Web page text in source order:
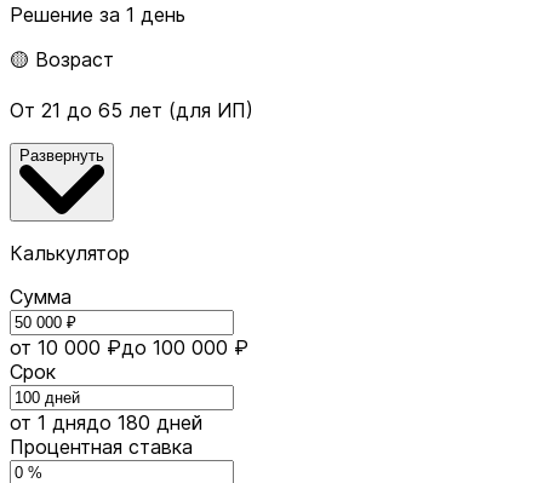
Решение за 1 день
🟡 Возраст
От 21 до 65 лет (для ИП)
Развернуть
Калькулятор
Сумма
от 10 000 ₽до 100 000 ₽
Срок
от 1 днядо 180 дней
Процентная ставка